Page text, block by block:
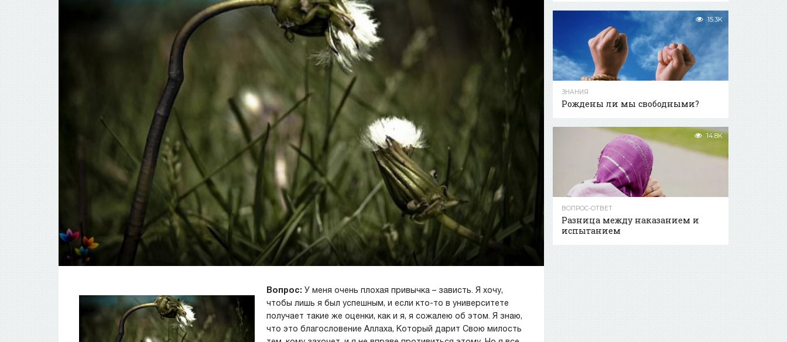
Вопрос: У меня очень плохая привычка – зависть. Я хочу,
чтобы лишь я был успешным, и если кто-то в университете
получает такие же оценки, как и я, я сожалею об этом. Я знаю,
что это благословение Аллаха, Который дарит Свою милость
15.3K
ЗНАНИЯ
Рождены ли мы свободными?
14.8K
ВОПРОС-ОТВЕТ
Разница между наказанием и
испытанием